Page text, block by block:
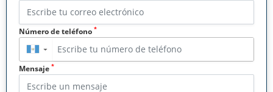
Número de teléfono *
▼
Mensaje *